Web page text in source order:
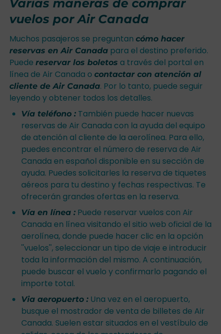
Varias maneras de comprar
vuelos por Air Canada
Muchos pasajeros se preguntan cómo hacer
reservas en Air Canadapara el destino preferido.
Puede reservar los boletos a través del portal en
línea de Air Canada o contactar con atención al
cliente de Air Canada. Por lo tanto, puede seguir
leyendo y obtener todos los detalles.
Vía teléfono :También puede hacer nuevas
reservas de Air Canada con la ayuda del equipo
de atención al cliente de la aerolínea. Para ello,
puedes encontrar el número de reserva de Air
Canada en español disponible en su sección de
ayuda. Puedes solicitarles la reserva de tiquetes
aéreos para tu destino y fechas respectivas. Te
ofrecerán grandes ofertas en la reserva.
Vía en línea :Puede reservar vuelos con Air
Canada en línea visitando el sitio web oficial de la
aerolínea, donde puede hacer clic en la opción
''vuelos'', seleccionar un tipo de viaje e introducir
toda la información del mismo. A continuación,
puede buscar el vuelo y confirmarlo pagando el
importe total.
Via aeropuerto :Una vez en el aeropuerto,
busque el mostrador de venta de billetes de Air
Canada. Suelen estar situados en el vestíbulo de